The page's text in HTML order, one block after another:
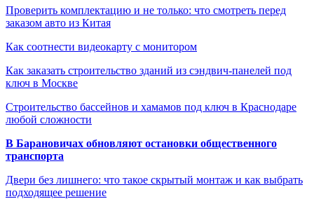
Проверить комплектацию и не только: что смотреть перед
заказом авто из Китая
Как соотнести видеокарту с монитором
Как заказать строительство зданий из сэндвич-панелей под
ключ в Москве
Строительство бассейнов и хамамов под ключ в Краснодаре
любой сложности
В Барановичах обновляют остановки общественного
транспорта
Двери без лишнего: что такое скрытый монтаж и как выбрать
подходящее решение